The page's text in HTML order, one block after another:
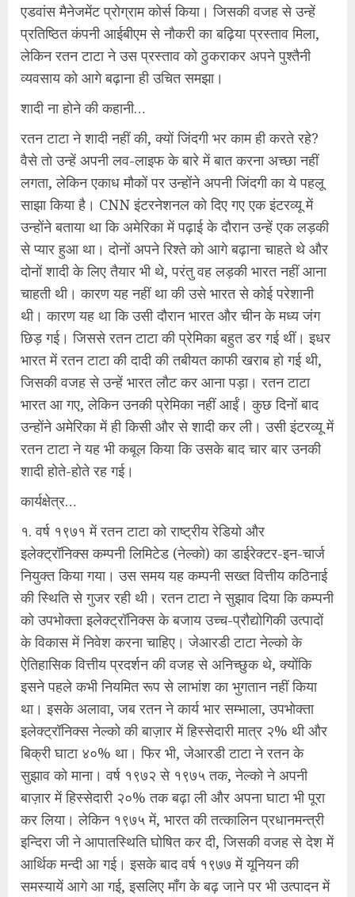
एडवांस मैनेजमेंट प्रोग्राम कोर्स किया। जिसकी वजह से उन्हें
प्रतिष्ठित कंपनी आईबीएम से नौकरी का बढ़िया प्रस्ताव मिला,
लेकिन रतन टाटा ने उस प्रस्ताव को ठुकराकर अपने पुश्तैनी
व्यवसाय को आगे बढ़ाना ही उचित समझा।
शादी ना होने की कहानी…
रतन टाटा ने शादी नहीं की, क्यों जिंदगी भर काम ही करते रहे?
वैसे तो उन्हें अपनी लव-लाइफ के बारे में बात करना अच्छा नहीं
लगता, लेकिन एकाध मौकों पर उन्होंने अपनी जिंदगी का ये पहलू
साझा किया है। CNN इंटरनेशनल को दिए गए एक इंटरव्यू में
उन्होंने बताया था कि अमेरिका में पढ़ाई के दौरान उन्हें एक लड़की
से प्यार हुआ था। दोनों अपने रिश्ते को आगे बढ़ाना चाहते थे और
दोनों शादी के लिए तैयार भी थे, परंतु वह लड़की भारत नहीं आना
चाहती थी। कारण यह नहीं था की उसे भारत से कोई परेशानी
थी। कारण यह था कि उसी दौरान भारत और चीन के मध्य जंग
छिड़ गई। जिससे रतन टाटा की प्रेमिका बहुत डर गई थीं। इधर
भारत में रतन टाटा की दादी की तबीयत काफी खराब हो गई थी,
जिसकी वजह से उन्हें भारत लौट कर आना पड़ा। रतन टाटा
भारत आ गए, लेकिन उनकी प्रेमिका नहीं आईं। कुछ दिनों बाद
उन्होंने अमेरिका में ही किसी और से शादी कर ली। उसी इंटरव्यू में
रतन टाटा ने यह भी कबूल किया कि उसके बाद चार बार उनकी
शादी होते-होते रह गई।
कार्यक्षेत्र…
१. वर्ष १९७१ में रतन टाटा को राष्ट्रीय रेडियो और
इलेक्ट्रॉनिक्स कम्पनी लिमिटेड (नेल्को) का डाईरेक्टर-इन-चार्ज
नियुक्त किया गया। उस समय यह कम्पनी सख्त वित्तीय कठिनाई
की स्थिति से गुजर रही थी। रतन टाटा ने सुझाव दिया कि कम्पनी
को उपभोक्ता इलेक्ट्रॉनिक्स के बजाय उच्च-प्रौद्योगिकी उत्पादों
के विकास में निवेश करना चाहिए। जेआरडी टाटा नेल्को के
ऐतिहासिक वित्तीय प्रदर्शन की वजह से अनिच्छुक थे, क्योंकि
इसने पहले कभी नियमित रूप से लाभांश का भुगतान नहीं किया
था। इसके अलावा, जब रतन ने कार्य भार सम्भाला, उपभोक्ता
इलेक्ट्रॉनिक्स नेल्को की बाज़ार में हिस्सेदारी मात्र २% थी और
बिक्री घाटा ४०% था। फिर भी, जेआरडी टाटा ने रतन के
सुझाव को माना। वर्ष १९७२ से १९७५ तक, नेल्को ने अपनी
बाज़ार में हिस्सेदारी २०% तक बढ़ा ली और अपना घाटा भी पूरा
कर लिया। लेकिन १९७५ में, भारत की तत्कालिन प्रधानमन्त्री
इन्दिरा जी ने आपातस्थिति घोषित कर दी, जिसकी वजह से देश में
आर्थिक मन्दी आ गई। इसके बाद वर्ष १९७७ में यूनियन की
समस्यायें आगे आ गई, इसलिए माँग के बढ़ जाने पर भी उत्पादन में